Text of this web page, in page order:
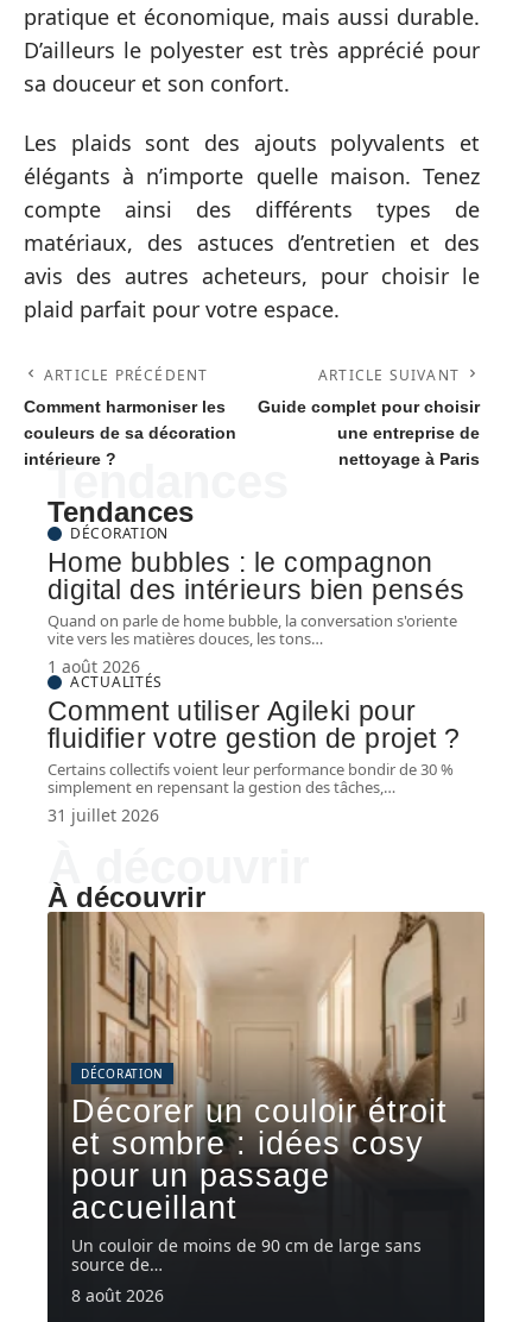
pratique et économique, mais aussi durable.
D’ailleurs le polyester est très apprécié pour
sa douceur et son confort.
Les plaids sont des ajouts polyvalents et
élégants à n’importe quelle maison. Tenez
compte ainsi des différents types de
matériaux, des astuces d’entretien et des
avis des autres acheteurs, pour choisir le
plaid parfait pour votre espace.
ARTICLE PRÉCÉDENT
Comment harmoniser les
couleurs de sa décoration
intérieure ?
ARTICLE SUIVANT
Guide complet pour choisir
une entreprise de
nettoyage à Paris
Tendances
Tendances
DÉCORATION
Home bubbles : le compagnon
digital des intérieurs bien pensés
Quand on parle de home bubble, la conversation s'oriente
vite vers les matières douces, les tons…
1 août 2026
ACTUALITÉS
Comment utiliser Agileki pour
fluidifier votre gestion de projet ?
Certains collectifs voient leur performance bondir de 30 %
simplement en repensant la gestion des tâches,…
31 juillet 2026
À découvrir
DÉCORATION
Décorer un couloir étroit
et sombre : idées cosy
pour un passage
accueillant
Un couloir de moins de 90 cm de large sans
source de…
8 août 2026